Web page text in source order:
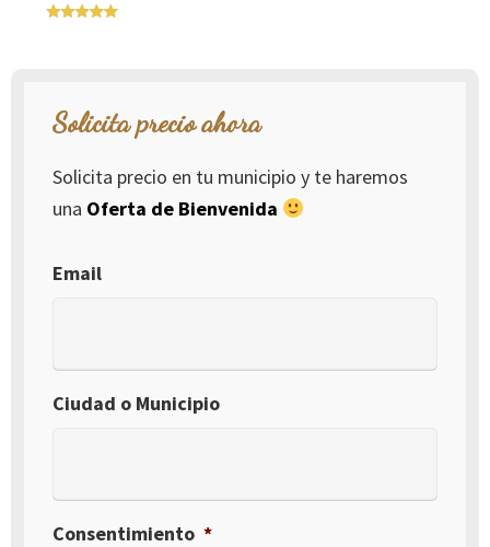
Solicita precio ahora
Solicita precio en tu municipio y te haremos
una Oferta de Bienvenida
Email
Ciudad o Municipio
Consentimiento *